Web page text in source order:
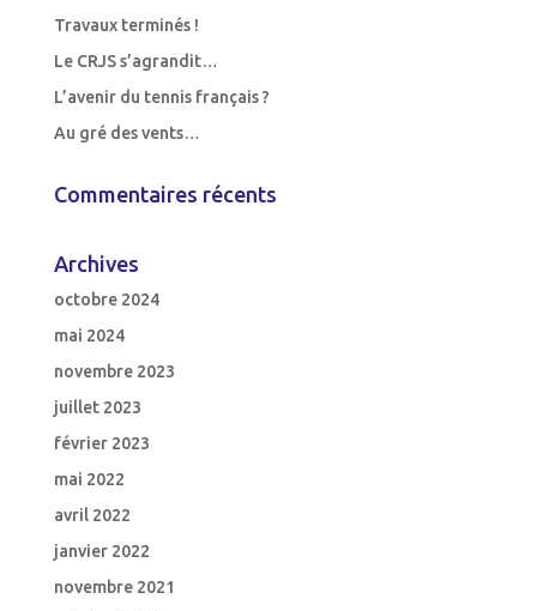
Travaux terminés !
Le CRJS s’agrandit…
L’avenir du tennis français ?
Au gré des vents…
Commentaires récents
Archives
octobre 2024
mai 2024
novembre 2023
juillet 2023
février 2023
mai 2022
avril 2022
janvier 2022
novembre 2021